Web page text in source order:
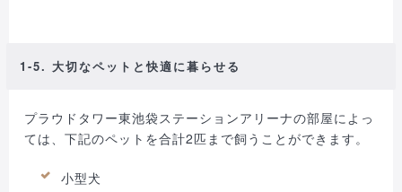
1-5. 大切なペットと快適に暮らせる
プラウドタワー東池袋ステーションアリーナの部屋によっ
ては、下記のペットを合計2匹まで飼うことができます。
小型犬